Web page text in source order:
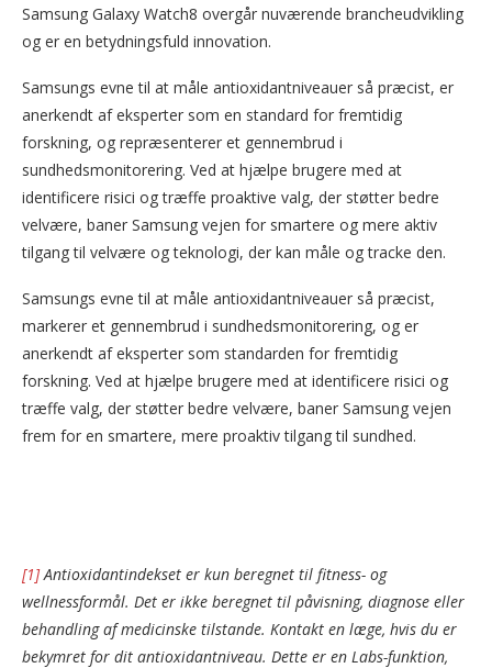
Samsung Galaxy Watch8 overgår nuværende brancheudvikling
og er en betydningsfuld innovation.
Samsungs evne til at måle antioxidantniveauer så præcist, er
anerkendt af eksperter som en standard for fremtidig
forskning, og repræsenterer et gennembrud i
sundhedsmonitorering. Ved at hjælpe brugere med at
identificere risici og træffe proaktive valg, der støtter bedre
velvære, baner Samsung vejen for smartere og mere aktiv
tilgang til velvære og teknologi, der kan måle og tracke den.
Samsungs evne til at måle antioxidantniveauer så præcist,
markerer et gennembrud i sundhedsmonitorering, og er
anerkendt af eksperter som standarden for fremtidig
forskning. Ved at hjælpe brugere med at identificere risici og
træffe valg, der støtter bedre velvære, baner Samsung vejen
frem for en smartere, mere proaktiv tilgang til sundhed.
[1]Antioxidantindekset er kun beregnet til fitness- og
wellnessformål. Det er ikke beregnet til påvisning, diagnose eller
behandling af medicinske tilstande. Kontakt en læge, hvis du er
bekymret for dit antioxidantniveau. Dette er en Labs-funktion,